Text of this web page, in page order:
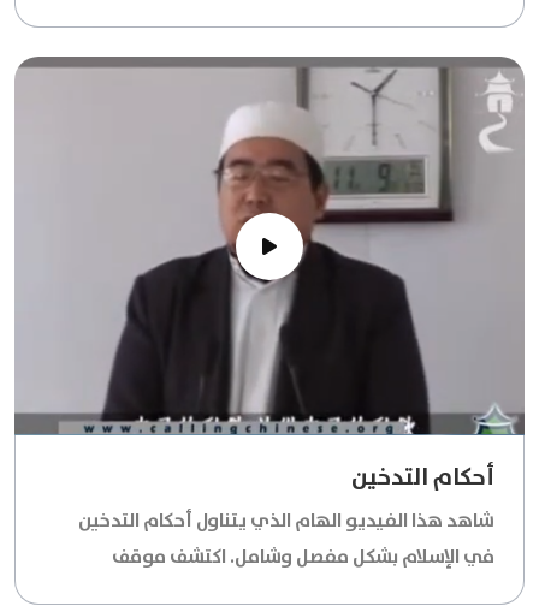
الجليلة. يتناول اللقاء بتفصيل وافٍ مقاصد تشريع هذه
العبادة، موضحًا كيف تسمو بالروح وتزكي النفس
وتطهرها من الذنوب والعيوب، مجسدًا قيم الصبر والشكر
والعطاء. كما يتعمق في فضائل الصيام العظيمة وأثره
البالغ على بناء شخصية المسلم المتكاملة، بالإضافة إلى
بيان الأحكام الفقهية الضرورية لضمان أداء هذه الشعيرة
على أكمل وجه. استمع وتدبر كيف يحقق الصيام التقوى
الحقيقية، ويعزز الأخوة، لتخرج بفهم شامل وعميق
لهذه الركن العظيم من أركان الإسلام.
أحكام التدخين
شاهد هذا الفيديو الهام الذي يتناول أحكام التدخين
في الإسلام بشكل مفصل وشامل. اكتشف موقف